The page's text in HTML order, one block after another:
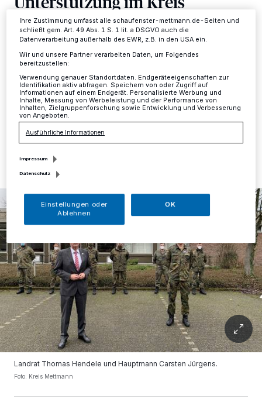
Mettmann
Kreis· Landrat Thomas Hendele begrüßte am Montag
49 Soldaten der Bundeswehr, die ab sofort in Alten-
und Pflegeheimen im Kreis Mettmann Schnelltests auf
das Corona-Virus für Besucher durchführen werden.
01.02.2021 , 17:37 Uhr
Landrat Thomas Hendele und Hauptmann Carsten Jürgens.
Foto: Kreis Mettmann
Informationen finden Sie in unserer Datenschutzerklärung.
Ihre Zustimmung umfasst alle schaufenster-mettmann.de-Seiten und
schließt gem. Art. 49 Abs. 1 S. 1 lit. a DSGVO auch die
Datenverarbeitung außerhalb des EWR, z.B. in den USA ein.
Wir und unsere Partner verarbeiten Daten, um Folgendes
bereitzustellen:
Verwendung genauer Standortdaten. Endgeräteeigenschaften zur
Identifikation aktiv abfragen. Speichern von oder Zugriff auf
Informationen auf einem Endgerät. Personalisierte Werbung und
Inhalte, Messung von Werbeleistung und der Performance von
Inhalten, Zielgruppenforschung sowie Entwicklung und Verbesserung
von Angeboten.
Ausführliche Informationen
Impressum
Datenschutz
Einstellungen oder
Ablehnen
OK